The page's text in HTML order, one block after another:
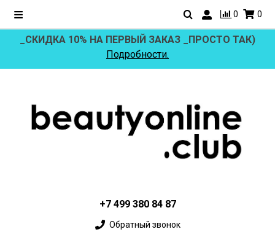
0 0
_СКИДКА 10% НА ПЕРВЫЙ ЗАКАЗ _ПРОСТО ТАК)
Подробности.
+7 499 380 84 87
Обратный звонок